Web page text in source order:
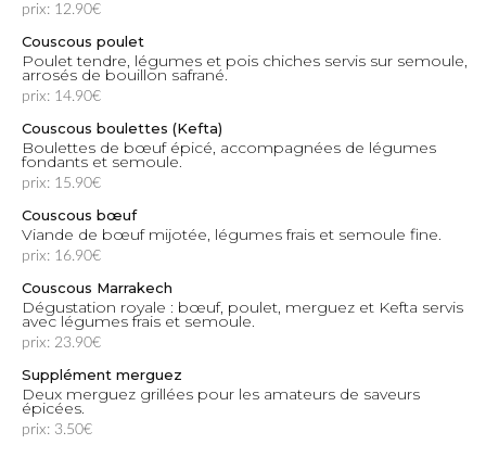
prix: 12.90€
Couscous poulet
Poulet tendre, légumes et pois chiches servis sur semoule,
arrosés de bouillon safrané.
prix: 14.90€
Couscous boulettes (Kefta)
Boulettes de bœuf épicé, accompagnées de légumes
fondants et semoule.
prix: 15.90€
Couscous bœuf
Viande de bœuf mijotée, légumes frais et semoule fine.
prix: 16.90€
Couscous Marrakech
Dégustation royale : bœuf, poulet, merguez et Kefta servis
avec légumes frais et semoule.
prix: 23.90€
Supplément merguez
Deux merguez grillées pour les amateurs de saveurs
épicées.
prix: 3.50€